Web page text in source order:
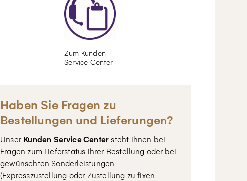
Zum Kunden
Service Center
Haben Sie Fragen zu
Bestellungen und Lieferungen?
Unser Kunden Service Center steht Ihnen bei
Fragen zum Lieferstatus Ihrer Bestellung oder bei
gewünschten Sonderleistungen
(Expresszustellung oder Zustellung zu fixen